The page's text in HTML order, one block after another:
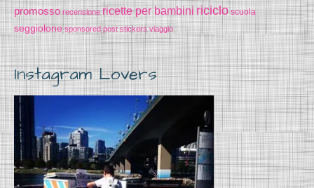
promosso recensione ricette per bambini riciclo scuola
seggiolone sponsored post stickers viaggio
Instagram Lovers